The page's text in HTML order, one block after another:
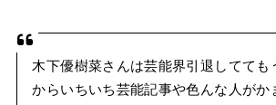
木下優樹菜さんは芸能界引退してても
からいちいち芸能記事や色んな人がか